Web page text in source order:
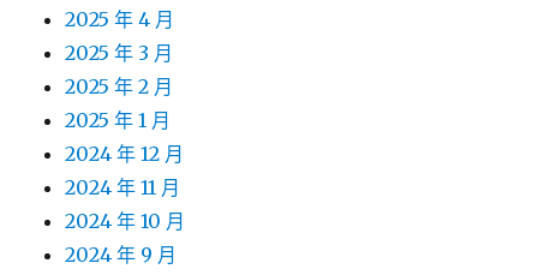
2025 年 4 月
2025 年 3 月
2025 年 2 月
2025 年 1 月
2024 年 12 月
2024 年 11 月
2024 年 10 月
2024 年 9 月